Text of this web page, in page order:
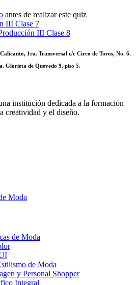
antes de realizar este quiz
III Clase 7
III Clase 8
1ra. Transversal c/c Circo de Toros, No. 6.
Glorieta de Quevedo 9, piso 5.
institución dedicada a la formación
creatividad y el diseño.
Moda
de Moda
de Moda
y Personal Shopper
Integral